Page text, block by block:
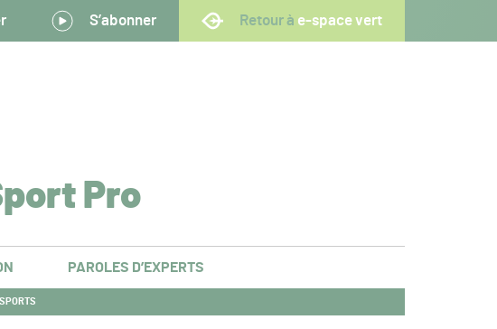
S’abonner Retour à e-space vert
Pro
PAROLES D’EXPERTS